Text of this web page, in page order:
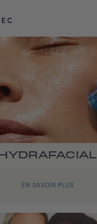
EN SAVOIR PLUS